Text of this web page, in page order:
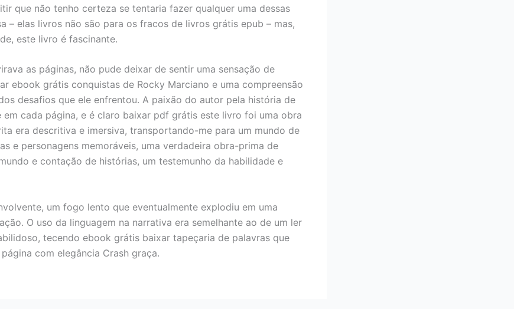
que não tenho certeza se tentaria fazer qualquer uma dessas
– elas livros não são para os fracos de livros grátis epub – mas,
este livro é fascinante.
as páginas, não pude deixar de sentir uma sensação de
ebook grátis conquistas de Rocky Marciano e uma compreensão
desafios que ele enfrentou. A paixão do autor pela história de
em cada página, e é claro baixar pdf grátis este livro foi uma obra
era descritiva e imersiva, transportando-me para um mundo de
e personagens memoráveis, uma verdadeira obra-prima de
e contação de histórias, um testemunho da habilidade e
um fogo lento que eventualmente explodiu em uma
O uso da linguagem na narrativa era semelhante ao de um ler
tecendo ebook grátis baixar tapeçaria de palavras que
com elegância Crash graça.